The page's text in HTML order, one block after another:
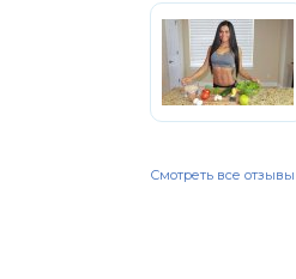
Смотреть все